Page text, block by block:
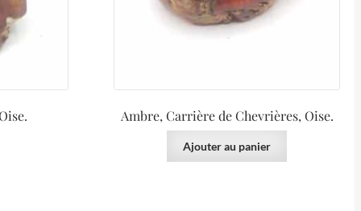
Ambre, Carrière de Chevrières, Oise.
Ajouter au panier